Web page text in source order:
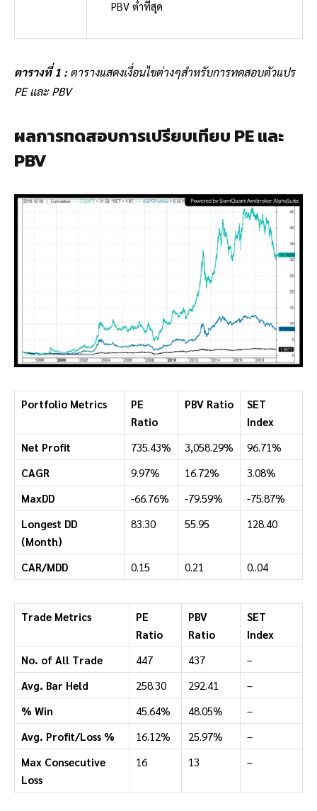
PBV ต่ำที่สุด
ตารางที่ 1 :ตารางแสดงเงื่อนไขต่างๆสำหรับการทดสอบตัวแปร
PE และ PBV
ผลการทดสอบการเปรียบเทียบ PE และ
PBV
Portfolio Metrics
PE
Ratio
PBV Ratio
SET
Index
Net Profit
735.43% 3,058.29%
96.71%
CAGR
9.97% 16.72%
3.08%
MaxDD
-66.76% -79.59%
-75.87%
Longest DD
(Month)
83.30 55.95 128.40
CAR/MDD 0.15 0.21 0..04
Trade Metrics
PE
Ratio
PBV
Ratio
SET
Index
No. of All Trade
447 437
–
Avg. Bar Held
258.30 292.41
–
% Win
45.64% 48.05%
–
Avg. Profit/Loss %
16.12% 25.97%
–
Max Consecutive
Loss
16 13 –